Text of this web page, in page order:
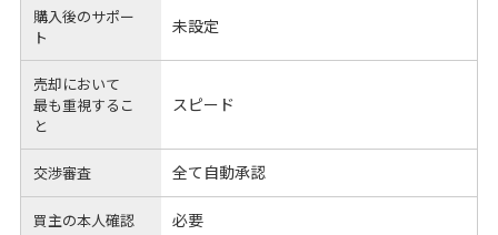
購入後のサポー
ト
未設定
売却において
最も重視するこ
と
スピード
交渉審査 全て自動承認
買主の本人確認 必要